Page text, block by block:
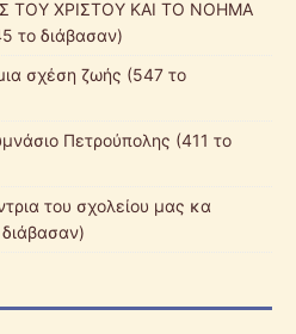
ΤΟΥ ΧΡΙΣΤΟΥ ΚΑΙ ΤΟ ΝΟΗΜΑ
διάβασαν)
σχέση ζωής (547 το
Πετρούπολης (411 το
του σχολείου μας κα